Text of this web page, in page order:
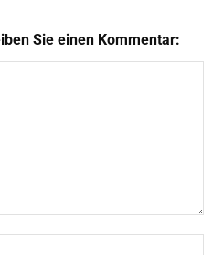
Sie einen Kommentar: